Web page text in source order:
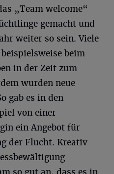
„Team welcome“
gemacht und
weiter so sein. Viele
beim
in der Zeit zum
wurden neue
gab es in den
von einer
ein Angebot für
der Flucht. Kreativ